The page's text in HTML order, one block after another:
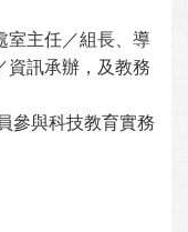
室主任／組長、導
資訊承辦，及教務
與科技教育實務